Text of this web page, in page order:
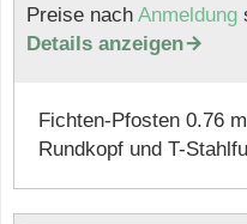
Preise nach Anmeldung
Details anzeigen
Fichten-Pfosten 0.76
Rundkopf und T-